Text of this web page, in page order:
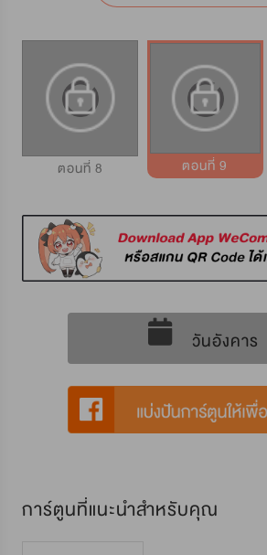
ตอนที่ 8 ตอนที่ 9
วันอังคาร
การ์ตูนที่แนะนำสำหรับคุณ